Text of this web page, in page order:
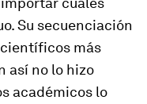
Su secuenciación
científicos más
así no lo hizo
académicos lo